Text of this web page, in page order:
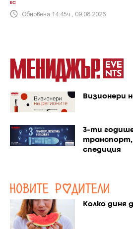
ЕС
Обновена 14:45ч., 09.08.2026
Визионери
3-ти
транспорт,
спедиция
Колко диня